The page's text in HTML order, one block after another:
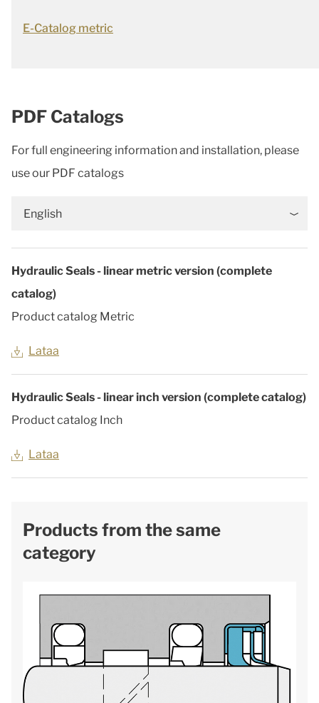
E-Catalog metric
PDF Catalogs
For full engineering information and installation, please
use our PDF catalogs
English
Hydraulic Seals - linear metric version (complete
catalog)
Product catalog Metric
Lataa
Hydraulic Seals - linear inch version (complete catalog)
Product catalog Inch
Lataa
Products from the same
category